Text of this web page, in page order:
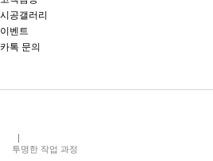
시공갤러리
이벤트
카톡 문의
투명한 작업 과정